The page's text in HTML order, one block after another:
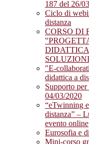
187 del 26/
Ciclo di
distanza
CORSO DI
"E-
didattica a
Supporto
04/03/2020
“eTwinning
distanza” –
evento online
Eurosofia e
Mini-corso